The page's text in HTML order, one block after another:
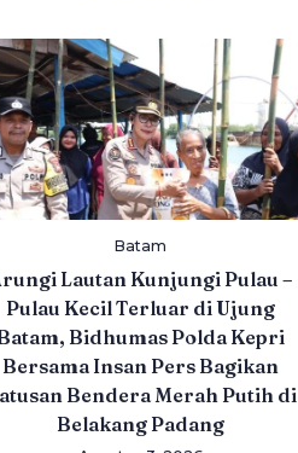
Batam
Lautan Kunjungi Pulau –
Pulau Kecil Terluar di Ujung
Bidhumas Polda Kepri
Bersama Insan Pers Bagikan
Bendera Merah Putih di
Belakang Padang